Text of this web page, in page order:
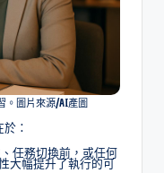
。圖片來源/AI產圖
：
任務切換前，或任何
大幅提升了執行的可